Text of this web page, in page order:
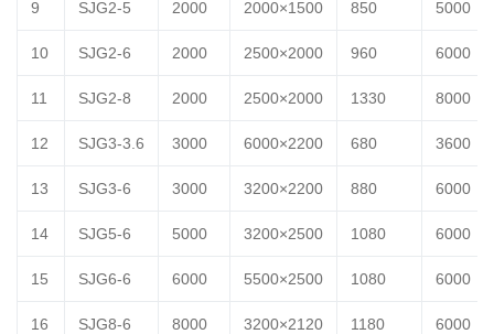
9 SJG2-5 2000 2000×1500 850 5000
10 SJG2-6 2000 2500×2000 960 6000
11 SJG2-8 2000 2500×2000 1330 8000
12 SJG3-3.6 3000 6000×2200 680 3600
13 SJG3-6 3000 3200×2200 880 6000
14 SJG5-6 5000 3200×2500 1080 6000
15 SJG6-6 6000 5500×2500 1080 6000
16 SJG8-6 8000 3200×2120 1180 6000